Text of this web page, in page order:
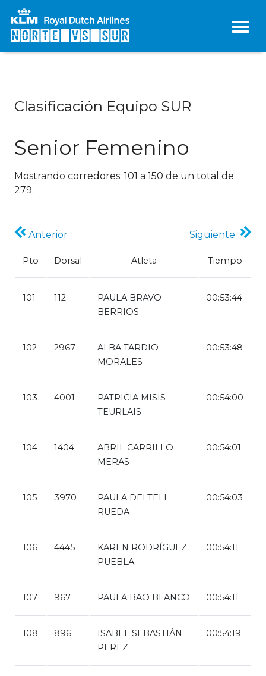
Clasificación Equipo SUR
Senior Femenino
Mostrando corredores: 101 a 150 de un total de
279.
Anterior Siguiente
Pto Dorsal Atleta Tiempo
101 112
PAULA BRAVO
BERRIOS
00:53:44
102 2967
ALBA TARDIO
MORALES
00:53:48
103 4001
PATRICIA MISIS
TEURLAIS
00:54:00
104 1404
ABRIL CARRILLO
MERAS
00:54:01
105 3970
PAULA DELTELL
RUEDA
00:54:03
106 4445
KAREN RODRÍGUEZ
PUEBLA
00:54:11
107 967 PAULA BAO BLANCO 00:54:11
108 896
ISABEL SEBASTIÁN
PEREZ
00:54:19